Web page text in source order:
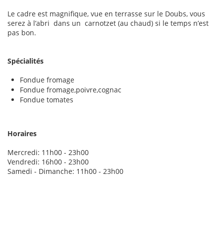
Le cadre est magnifique, vue en terrasse sur le Doubs, vous
serez à l’abri dans un carnotzet (au chaud) si le temps n’est
pas bon.
Spécialités
Fondue fromage
Fondue fromage,poivre,cognac
Fondue tomates
Horaires
Mercredi: 11h00 - 23h00
Vendredi: 16h00 - 23h00
Samedi - Dimanche: 11h00 - 23h00